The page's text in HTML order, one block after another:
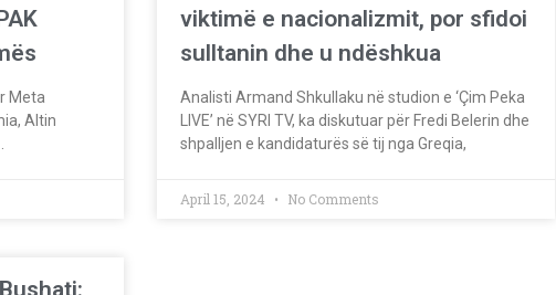
Meta
Altin
viktimë e nacionalizmit, por sfidoi
sulltanin dhe u ndëshkua
Analisti Armand Shkullaku në studion e ‘Çim Peka
LIVE’ në SYRI TV, ka diskutuar për Fredi Belerin dhe
shpalljen e kandidaturës së tij nga Greqia,
April 15, 2024 No Comments